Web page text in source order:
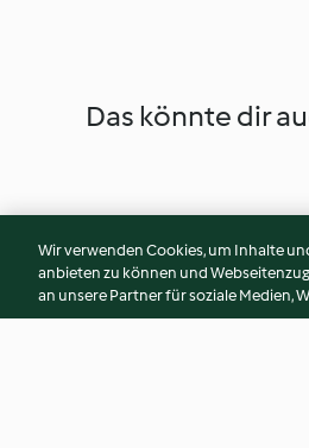
Das könnte dir
Wir verwenden Cookies, um Inhalte
anbieten zu können und
an unsere Partner für soziale Medien,